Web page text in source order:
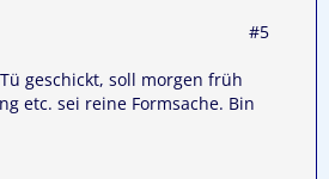
#5
geschickt, soll morgen früh
etc. sei reine Formsache. Bin